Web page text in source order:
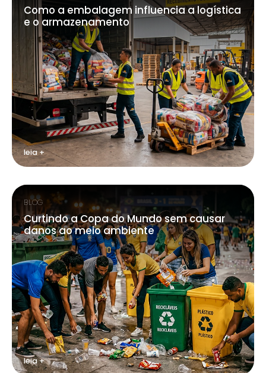
Como a embalagem influencia a logística
e o armazenamento
leia +
BLOG
Curtindo a Copa do Mundo sem causar
danos ao meio ambiente
leia +